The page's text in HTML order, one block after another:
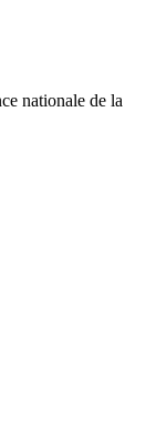
nationale de la